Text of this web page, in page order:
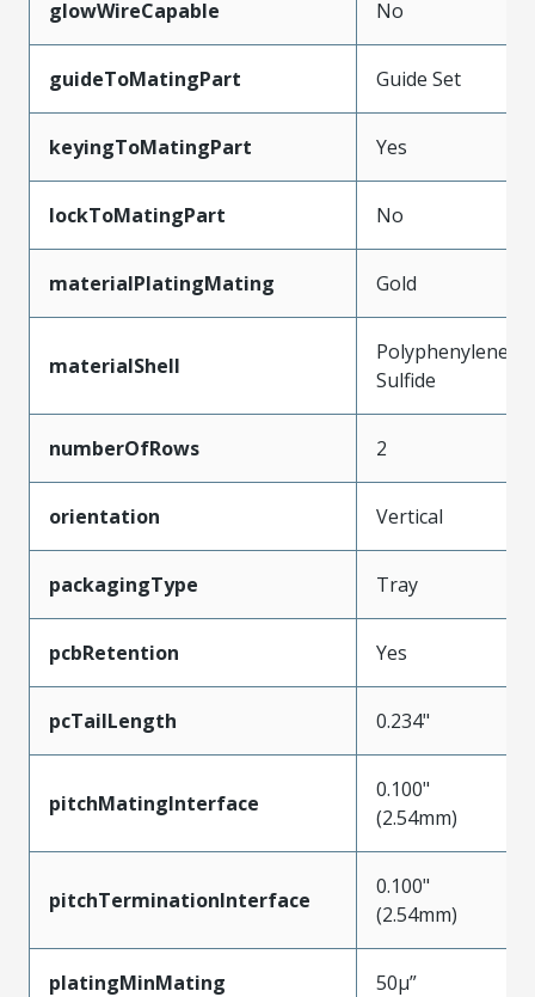
glowWireCapable No
guideToMatingPart Guide Set
keyingToMatingPart Yes
lockToMatingPart No
materialPlatingMating Gold
materialShell
Polyphenylene
Sulfide
numberOfRows 2
orientation Vertical
packagingType Tray
pcbRetention Yes
pcTailLength 0.234"
pitchMatingInterface
0.100"
(2.54mm)
pitchTerminationInterface
0.100"
(2.54mm)
platingMinMating 50µ”